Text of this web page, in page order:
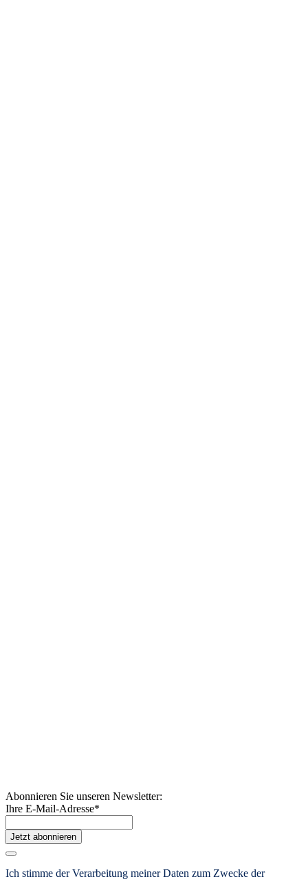
Abonnieren Sie unseren Newsletter:
Ihre E-Mail-Adresse*
Jetzt abonnieren
Ich stimme der Verarbeitung meiner Daten zum Zwecke der